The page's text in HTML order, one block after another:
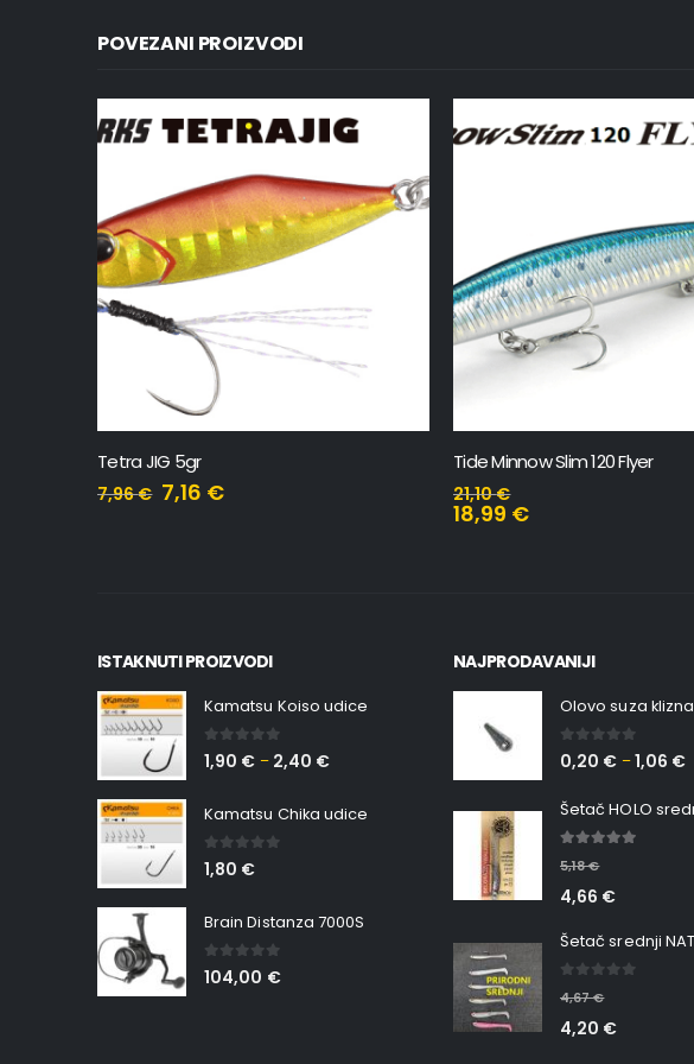
POVEZANI PROIZVODI
Tetra JIG 5gr
7,96€ 7,16 €
Tide Minnow Slim 120 Flyer
21,10€
18,99 €
ISTAKNUTI PROIZVODI
Kamatsu Koiso udice
0 out of 5
1,90 € – 2,40 €
Kamatsu Chika udice
0 out of 5
1,80 €
Brain Distanza 7000S
0out of 5
104,00 €
NAJPRODAVANIJI
Olovo suza klizna
0 out of 5
0,20 € –1,06 €
5,18€
4,66 €
4,67€
4,20 €